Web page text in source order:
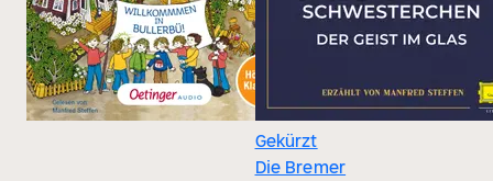
Gekürzt
Die Bremer